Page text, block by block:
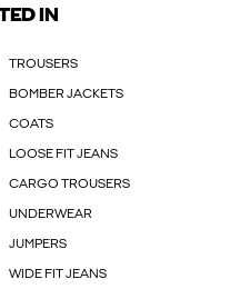
IN
TROUSERS
BOMBER JACKETS
COATS
LOOSE FIT JEANS
CARGO TROUSERS
UNDERWEAR
JUMPERS
WIDE FIT JEANS